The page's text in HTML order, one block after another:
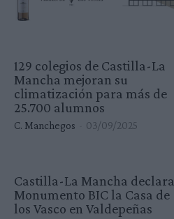
129 colegios de Castilla-La
Mancha mejoran su
climatización para más de
25.700 alumnos
C. Manchegos 03/09/2025
Castilla-La Mancha declara
Monumento BIC la Casa de
los Vasco en Valdepeñas